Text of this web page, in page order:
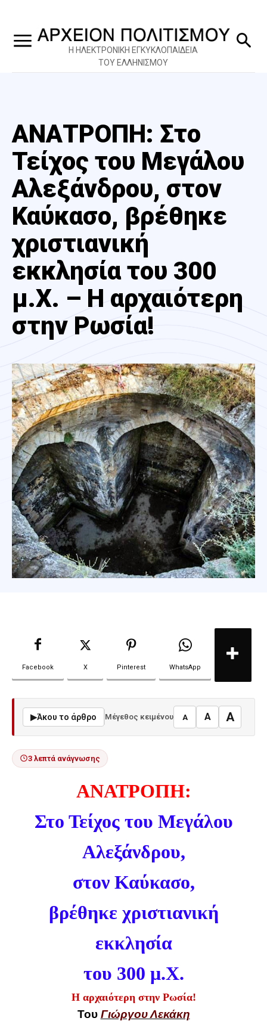
Η ΗΛΕΚΤΡΟΝΙΚΗ ΕΓΚΥΚΛΟΠΑΙΔΕΙΑ
ΤΟΥ ΕΛΛΗΝΙΣΜΟΥ
ΑΝΑΤΡΟΠΗ: Στο
Τείχος του Μεγάλου
Αλεξάνδρου, στον
Καύκασο, βρέθηκε
χριστιανική
εκκλησία του 300
μ.Χ. – Η αρχαιότερη
στην Ρωσία!
Facebook X Pinterest WhatsApp
▶Άκου το άρθρο Μέγεθος κειμένου A A A
3 λεπτά ανάγνωσης
ΑΝΑΤΡΟΠΗ:
Στο Τείχος του Μεγάλου
Αλεξάνδρου,
στον Καύκασο,
βρέθηκε χριστιανική
εκκλησία
του 300 μ.Χ.
Η αρχαιότερη στην Ρωσία!
Του Γιώργου Λεκάκη